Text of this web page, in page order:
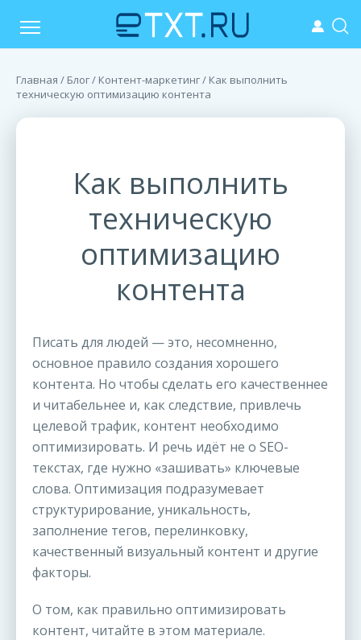
Главная / Блог/ Контент-маркетинг/ Как выполнить
техническую оптимизацию контента
Как выполнить
техническую
оптимизацию
контента
Писать для людей — это, несомненно,
основное правило создания хорошего
контента. Но чтобы сделать его качественнее
и читабельнее и, как следствие, привлечь
целевой трафик, контент необходимо
оптимизировать. И речь идёт не о SEO-
текстах, где нужно «зашивать» ключевые
слова. Оптимизация подразумевает
структурирование, уникальность,
заполнение тегов, перелинковку,
качественный визуальный контент и другие
факторы.
О том, как правильно оптимизировать
контент, читайте в этом материале.